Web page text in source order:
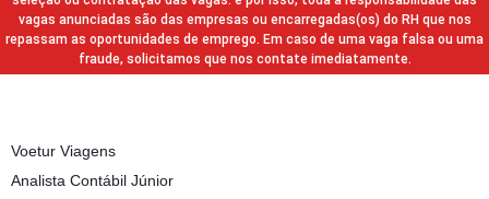
vagas anunciadas são das empresas ou encarregadas(os) do RH que nos
repassam as oportunidades de emprego. Em caso de uma vaga falsa ou uma
fraude, solicitamos que nos contate imediatamente.
Voetur Viagens
Analista Contábil Júnior